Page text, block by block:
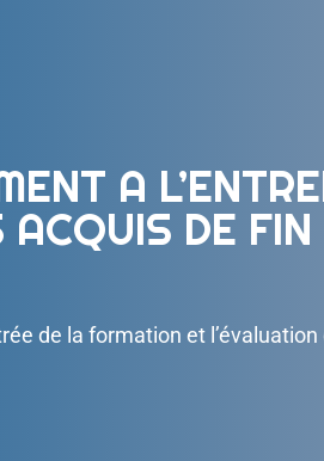
A
DE
de la formation et